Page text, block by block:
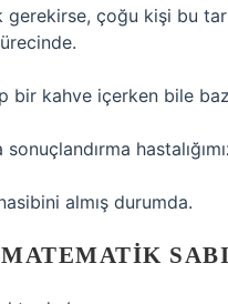
gerekirse, çoğu kişi bu
bir kahve içerken bile
almış durumda.